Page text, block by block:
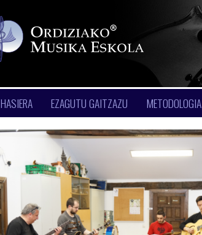
HASIERA EZAGUTU GAITZAZU METODOLOGIA